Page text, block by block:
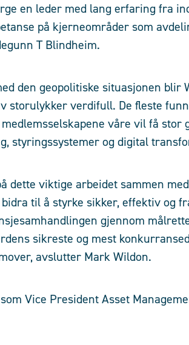
en leder med lang erfaring fra
på kjerneområder som
T Blindheim.
den geopolitiske situasjonen blir
storulykker verdifull. De fleste
våre vil få stor
styringssystemer og digital
dette viktige arbeidet sammen
til å styrke sikker, effektiv og
gjennom
sikreste og mest
avslutter Mark Wildon.
Vice President Asset